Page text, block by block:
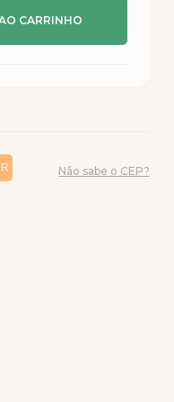
Não sabe o CEP?